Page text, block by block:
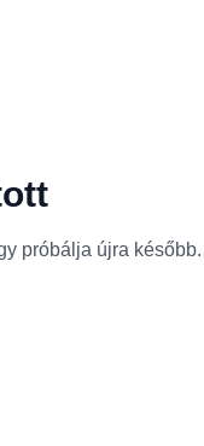
próbálja újra később.